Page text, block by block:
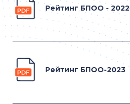
Рейтинг БПОО - 2022
Рейтинг БПОО-2023